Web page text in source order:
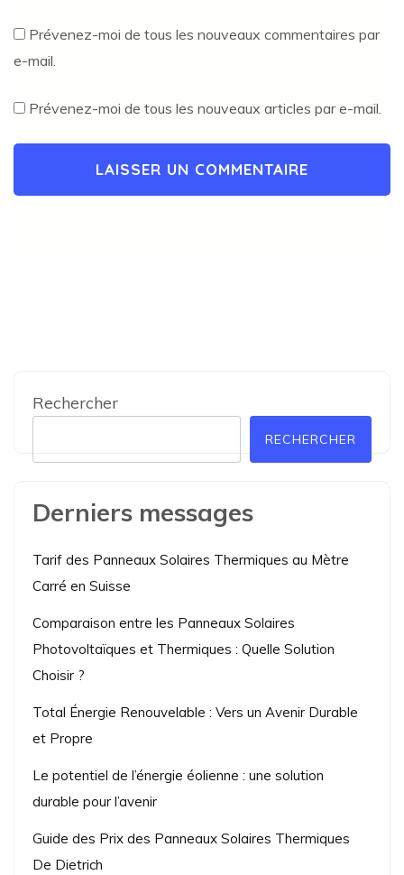
Prévenez-moi de tous les nouveaux commentaires par
e-mail.
Prévenez-moi de tous les nouveaux articles par e-mail.
Rechercher
RECHERCHER
Derniers messages
Tarif des Panneaux Solaires Thermiques au Mètre
Carré en Suisse
Comparaison entre les Panneaux Solaires
Photovoltaïques et Thermiques : Quelle Solution
Choisir ?
Total Énergie Renouvelable : Vers un Avenir Durable
et Propre
Le potentiel de l’énergie éolienne : une solution
durable pour l’avenir
Guide des Prix des Panneaux Solaires Thermiques
De Dietrich